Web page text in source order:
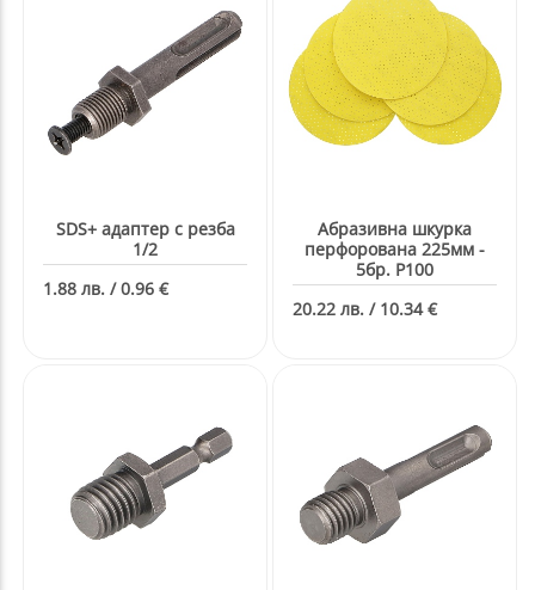
, шила за бетон,дърво и
SDS+ адаптер с резба
1/2
1.88 лв. / 0.96 €
Абразивна шкурка
перфорована 225мм -
5бр. P100
20.22 лв. / 10.34 €